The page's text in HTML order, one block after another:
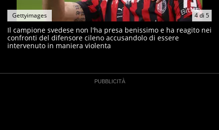
4di 5
Gettyimages
Il campione svedese non l'ha presa benissimo e ha reagito nei
confronti del difensore cileno accusandolo di essere
intervenuto in maniera violenta